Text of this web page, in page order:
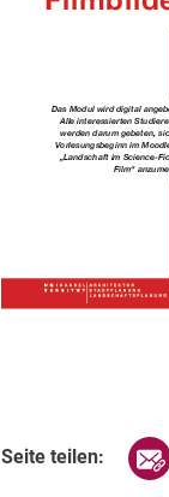
Seite teilen: